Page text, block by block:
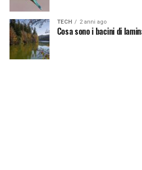
TECH 2 anni ago
Cosa sono i bacini di